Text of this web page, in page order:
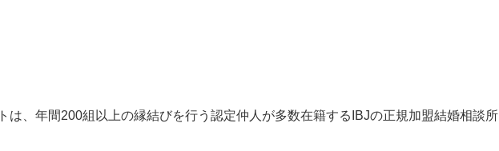
は、年間200組以上の縁結びを行う認定仲人が多数在籍するIBJの正規加盟結婚相談所